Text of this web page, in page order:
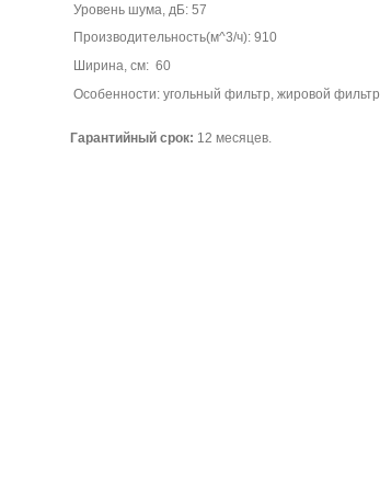
Уровень шума, дБ: 57
Производительность(м^3/ч): 910
Ширина, см: 60
Особенности: угольный фильтр, жировой фильтр
Гарантийный срок: 12 месяцев.